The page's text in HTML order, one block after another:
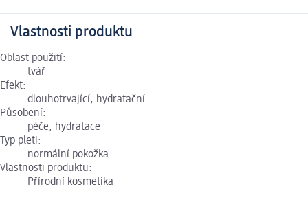
Vlastnosti produktu
Oblast použití:
tvář
Efekt:
dlouhotrvající, hydratační
Působení:
péče, hydratace
Typ pleti:
normální pokožka
Vlastnosti produktu:
Přírodní kosmetika